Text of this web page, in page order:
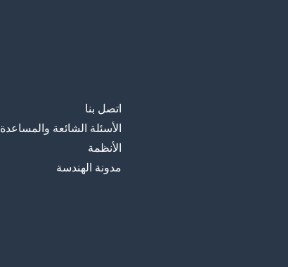
اتصل بنا
الأسئلة الشائعة والمساعدة
الأنظمة
مدونة الهندسة